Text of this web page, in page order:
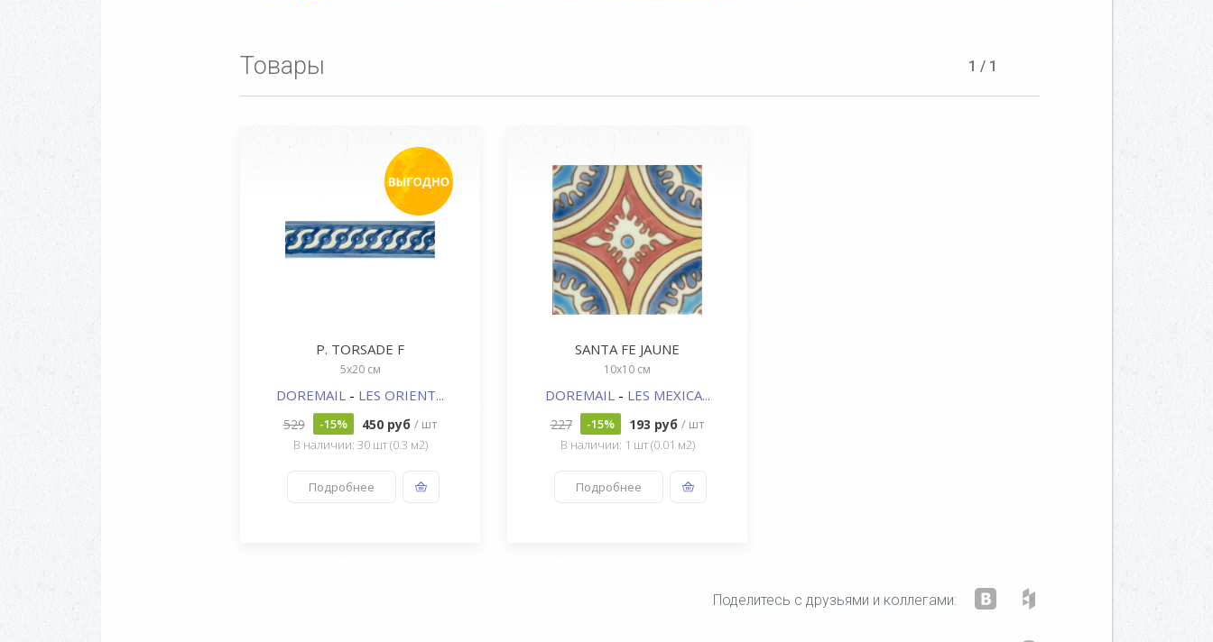
Товары 1 / 1
P. TORSADE F
5x20 см
DOREMAIL - LES ORIENT...
529 -15% 450 руб / шт
В наличии: 30 шт (0.3 м2)
Подробнее
SANTA FE JAUNE
10x10 см
DOREMAIL - LES MEXICA...
227 -15% 193 руб / шт
В наличии: 1 шт (0.01 м2)
Подробнее
Поделитесь с друзьями и коллегами: